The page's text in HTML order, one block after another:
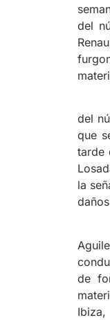
del
del
que
tarde
la
Ya
de
Ibiza,